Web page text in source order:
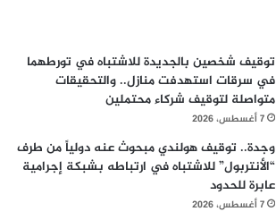
توقيف شخصين بالجديدة للاشتباه في تورطهما
في سرقات استهدفت منازل.. والتحقيقات
متواصلة لتوقيف شركاء محتملين
7 أغسطس، 2026
وجدة.. توقيف هولندي مبحوث عنه دولياً من طرف
“الأنتربول” للاشتباه في ارتباطه بشبكة إجرامية
عابرة للحدود
7 أغسطس، 2026